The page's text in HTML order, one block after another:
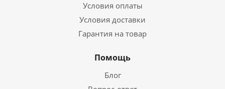
Условия оплаты
Условия доставки
Гарантия на товар
Помощь
Блог